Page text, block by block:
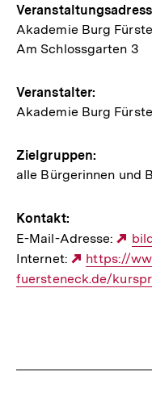
Hinweise
zur
Veranstaltung
Akademie Burg
Am Schlossgarten 3
Veranstalter:
Akademie Burg
Zielgruppen:
alle Bürgerinnen und
Kontakt:
E-Mail-Adresse:
Internet:
Externer
Link:
https://
fuersteneck.de/